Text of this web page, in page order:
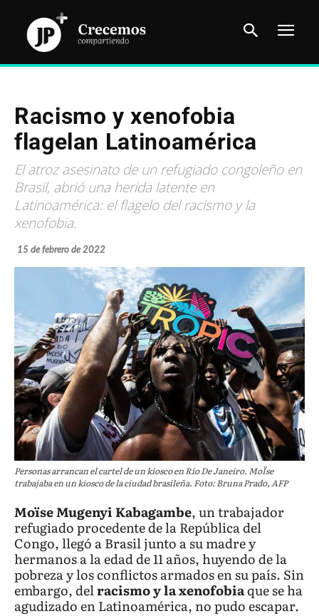
Racismo y xenofobia
flagelan Latinoamérica
El atroz asesinato de un refugiado congoleño en
Brasil, abrió una herida latente en
Latinoamérica: el flagelo del racismo y la
xenofobia.
15 de febrero de 2022
Personas arrancan el cartel de un kiosco en Río De Janeiro. MoÏse
trabajaba en un kiosco de la ciudad brasileña. Foto: Bruna Prado, AFP
Moïse Mugenyi Kabagambe, un trabajador
refugiado procedente de la República del
Congo, llegó a Brasil junto a su madre y
hermanos a la edad de 11 años, huyendo de la
pobreza y los conflictos armados en su país. Sin
embargo, delracismo y la xenofobiaque se ha
agudizado en Latinoamérica, no pudo escapar.